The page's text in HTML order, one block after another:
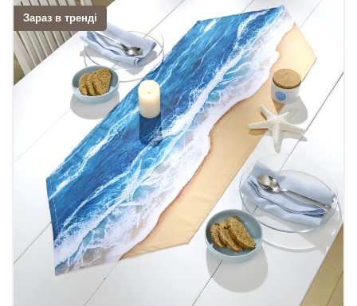
Зараз в тренді